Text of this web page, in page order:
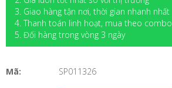
3. Giao hàng tận nơi, thời gian nhanh nhất
4. Thanh toán linh hoạt, mua theo combo
5. Đối hàng trong vòng 3 ngày
Mã: SP011326